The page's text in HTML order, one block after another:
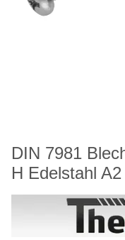
DIN 7981
H Edelstahl